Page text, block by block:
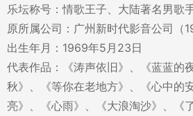
乐坛称号：情歌王子、大陆著名男歌
原所属公司：广州新时代影音公司（
出生年月：1969年5月23日
代表作品：《涛声依旧》、《蓝蓝的
秋》、《等你在老地方》、《心中的
亮》、《心雨》、《大浪淘沙》、《